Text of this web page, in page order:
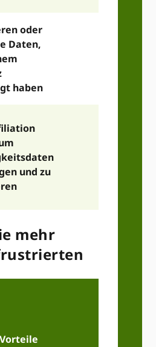
oder
Daten,
haben
und zu
mehr
Vorteile